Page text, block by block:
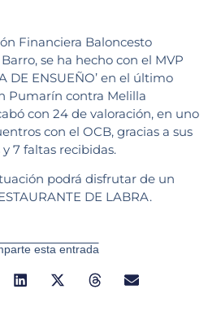
Financiera Baloncesto
se ha hecho con el MVP
DE ENSUEÑO’ en el último
Pumarín contra Melilla
con 24 de valoración, en uno
con el OCB, gracias a sus
y 7 faltas recibidas.
podrá disfrutar de un
DE LABRA.
esta entrada